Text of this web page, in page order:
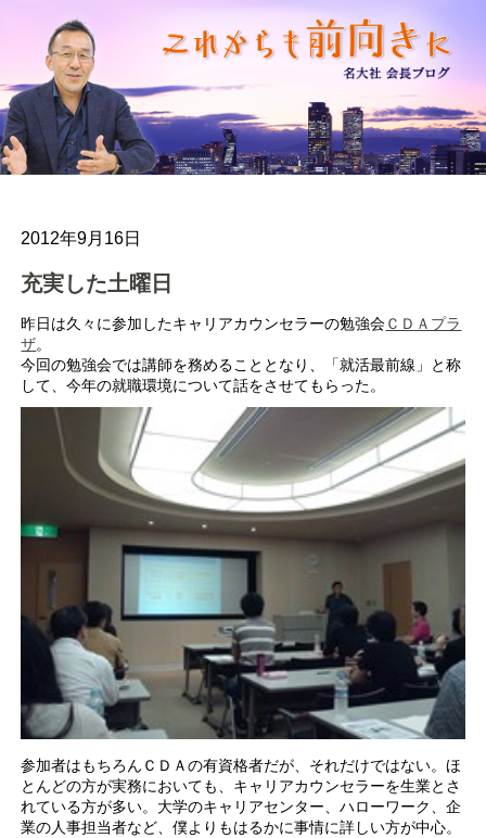
2012年9月16日
充実した土曜日
昨日は久々に参加したキャリアカウンセラーの勉強会ＣＤＡプラ
ザ。
今回の勉強会では講師を務めることとなり、「就活最前線」と称
して、今年の就職環境について話をさせてもらった。
参加者はもちろんＣＤＡの有資格者だが、それだけではない。ほ
とんどの方が実務においても、キャリアカウンセラーを生業とさ
れている方が多い。大学のキャリアセンター、ハローワーク、企
業の人事担当者など、僕よりもはるかに事情に詳しい方が中心。